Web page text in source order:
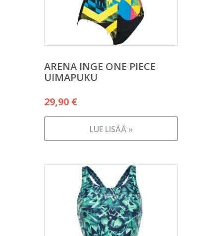
ARENA INGE ONE PIECE
UIMAPUKU
29,90 €
LUE LISÄÄ »